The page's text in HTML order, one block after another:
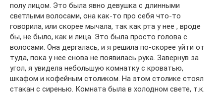
полу лицом. Это была явно девушка с длинными
светлыми волосами, она как-то про себя что-то
говорила, или скорее мычала, так как рта у нее , вроде
бы, не было, как и лица. Это была просто голова с
волосами. Она дергалась, и я решила по-скорее уйти от
туда, пока у нее снова не появилась рука. Завернув за
угол, я увидела небольшую комнатку с кроватью,
шкафом и кофейным столиком. На этом столике стоял
стакан с сиренью. Комната была в холодном свете, т.к.